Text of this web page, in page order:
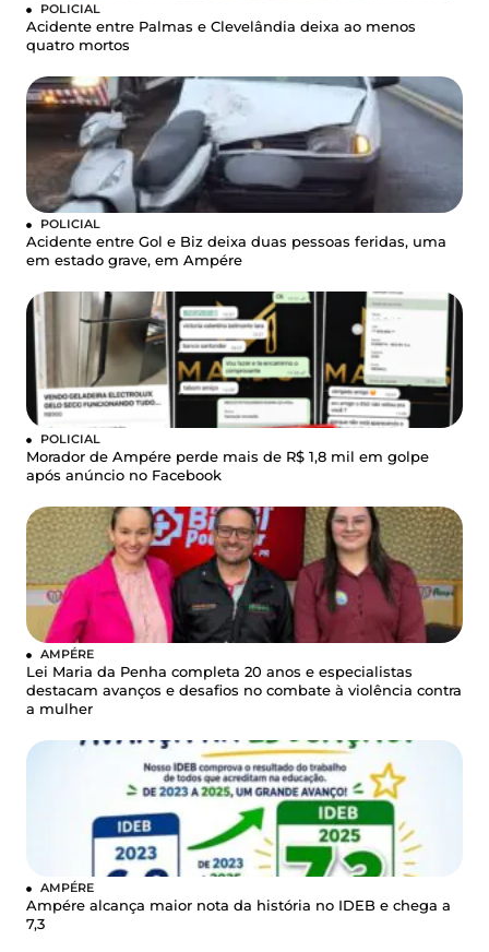
POLICIAL
Acidente entre Palmas e Clevelândia deixa ao menos
quatro mortos
POLICIAL
Acidente entre Gol e Biz deixa duas pessoas feridas, uma
em estado grave, em Ampére
POLICIAL
Morador de Ampére perde mais de R$ 1,8 mil em golpe
após anúncio no Facebook
AMPÉRE
Lei Maria da Penha completa 20 anos e especialistas
destacam avanços e desafios no combate à violência contra
a mulher
AMPÉRE
Ampére alcança maior nota da história no IDEB e chega a
7,3